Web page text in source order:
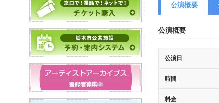
公演概要
公演概要
公演日
時間
料金